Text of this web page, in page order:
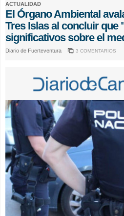
ACTUALIDAD
El Órgano Ambiental
Tres Islas al concluir que
significativos sobre el
Diario de Fuerteventura 3 COMENTARIOS